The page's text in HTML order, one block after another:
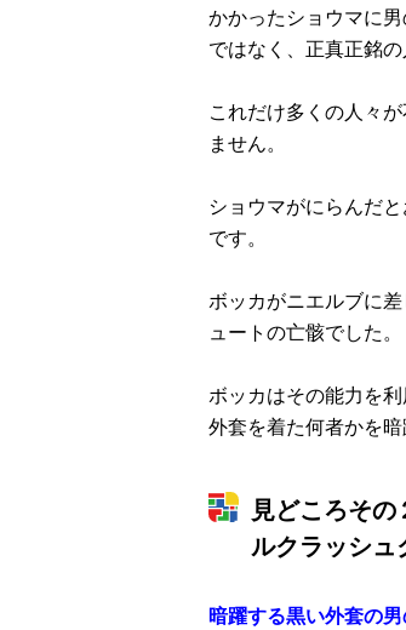
かかったショウマに
ではなく、正真正銘の
これだけ多くの人々
ません。
ショウマがにらんだ
です。
ボッカがニエルブに
ュートの亡骸でした。
ボッカはその能力を
外套を着た何者かを
見どころそ
ルクラッシュ
暗躍する黒い外套の